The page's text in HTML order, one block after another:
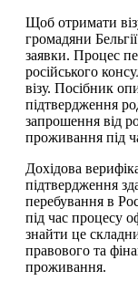
Щоб отримати
громадяни
заявки. Процес
російського
візу. Посібник
підтвердження
запрошення від
проживання під
Дохідова
підтвердження
перебування в
під час процесу
знайти це
правового та
проживання.